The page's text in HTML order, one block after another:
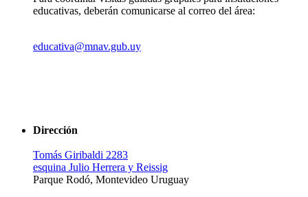
educativas, deberán comunicarse al correo del área:
educativa@mnav.gub.uy
Dirección
Tomás Giribaldi 2283
esquina Julio Herrera y Reissig
Parque Rodó, Montevideo Uruguay